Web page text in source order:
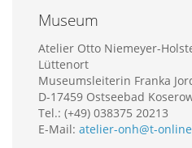
Museum
Atelier Otto Niemeyer-
Lüttenort
Museumsleiterin Franka
D-17459 Ostseebad
Tel.: (+49) 038375 20213
E-Mail: atelier-onh@t-